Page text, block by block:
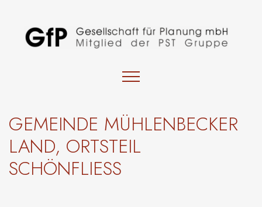
GEMEINDE MÜHLENBECKER
LAND, ORTSTEIL
SCHÖNFLIESS